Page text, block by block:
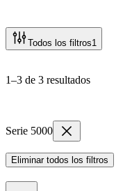
Todos los filtros1
1–3 de 3 resultados
Serie 5000
Eliminar todos los filtros